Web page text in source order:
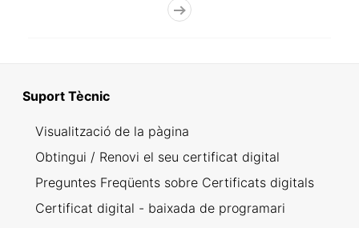
Suport Tècnic
Visualització de la pàgina
Obtingui / Renovi el seu certificat digital
Preguntes Freqüents sobre Certificats digitals
Certificat digital - baixada de programari